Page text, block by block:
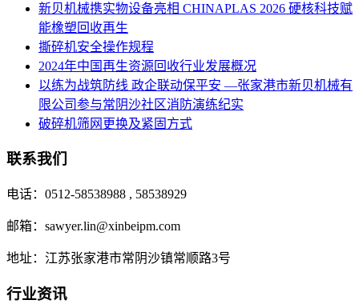
新贝机械携实物设备亮相 CHINAPLAS 2026 硬核科技赋
能橡塑回收再生
撕碎机安全操作规程
2024年中国再生资源回收行业发展概况
以练为战筑防线 政企联动保平安 —张家港市新贝机械有
限公司参与常阴沙社区消防演练纪实
破碎机筛网更换及紧固方式
联系我们
电话：0512-58538988 , 58538929
邮箱：sawyer.lin@xinbeipm.com
地址：江苏张家港市常阴沙镇常顺路3号
行业资讯